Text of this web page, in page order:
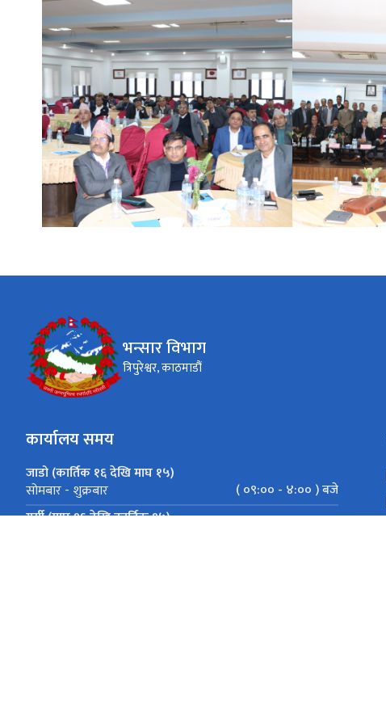
भन्सार विभाग
त्रिपुरेश्वर, काठमाडौं
कार्यालय समय
जाडो (कार्तिक १६ देखि माघ १५)
सोमबार - शुक्रबार
( ०९:०० - ४:०० ) बजे
गर्मी (माघ १६ देखि कार्तिक १५)